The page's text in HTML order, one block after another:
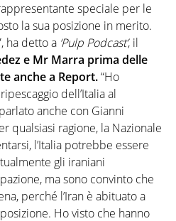
speciale per le
la sua posizione in merito.
ha detto a ‘Pulp Podcast’, il
e Mr Marra prima delle
anche a Report.“Ho
dell’Italia al
anche con Gianni
qualsiasi ragione, la Nazionale
l’Italia potrebbe essere
gli iraniani
ma sono convinto che
perché l’Iran è abituato a
Ho visto che hanno